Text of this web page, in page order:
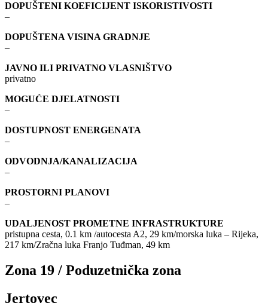
DOPUŠTENI KOEFICIJENT ISKORISTIVOSTI
–
DOPUŠTENA VISINA GRADNJE
–
JAVNO ILI PRIVATNO VLASNIŠTVO
privatno
MOGUĆE DJELATNOSTI
–
DOSTUPNOST ENERGENATA
–
ODVODNJA/KANALIZACIJA
–
PROSTORNI PLANOVI
–
UDALJENOST PROMETNE INFRASTRUKTURE
pristupna cesta, 0.1 km /autocesta A2, 29 km/morska luka – Rijeka,
217 km/Zračna luka Franjo Tuđman, 49 km
Zona 19 / Poduzetnička zona
Jertovec